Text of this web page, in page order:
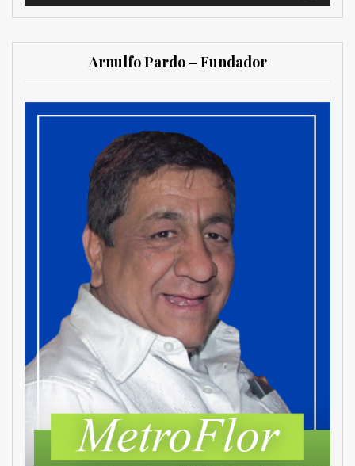
Arnulfo Pardo – Fundador